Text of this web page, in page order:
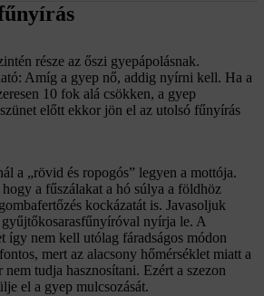
része az őszi gyepápolásnak.
Amíg a gyep nő, addig nyírni kell. Ha a
10 fok alá csökken, a gyep
előtt ekkor jön el az utolsó fűnyírás
a „rövid és ropogós” legyen a mottója.
a fűszálakat a hó súlya a földhöz
kockázatát is. Javasoljuk
nyírja le. A
így nem kell utólag fáradságos módon
mert az alacsony hőmérséklet miatt a
nem tudja hasznosítani. Ezért a szezon
el a gyep mulcsozását.